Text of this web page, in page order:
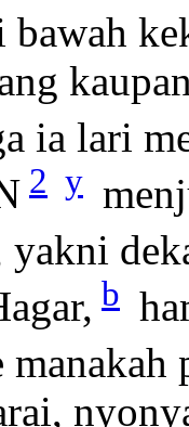
ia lari
2 y
b